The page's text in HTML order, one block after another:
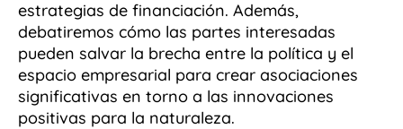
estrategias de financiación. Además,
debatiremos cómo las partes interesadas
pueden salvar la brecha entre la política y el
espacio empresarial para crear asociaciones
significativas en torno a las innovaciones
positivas para la naturaleza.